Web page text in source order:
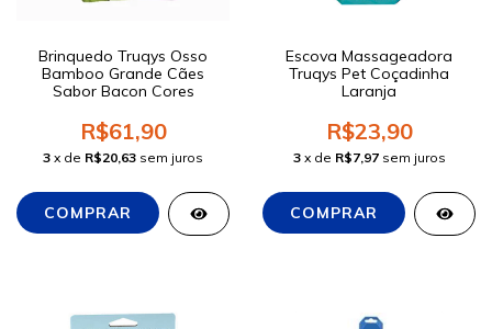
Brinquedo Truqys Osso
Bamboo Grande Cães
Sabor Bacon Cores
R$61,90
3 x de R$20,63 sem juros
Escova Massageadora
Truqys Pet Coçadinha
Laranja
R$23,90
3 x de R$7,97 sem juros